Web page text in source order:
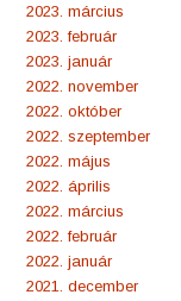
2023. március
2023. február
2023. január
2022. november
2022. október
2022. szeptember
2022. május
2022. április
2022. március
2022. február
2022. január
2021. december